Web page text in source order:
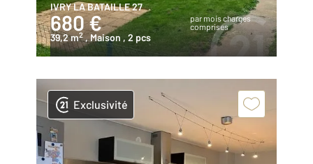
IVRY LA BATAILLE 27
680 €
par mois charges
comprises
39,2 m2 , Maison , 2 pcs
Exclusivité